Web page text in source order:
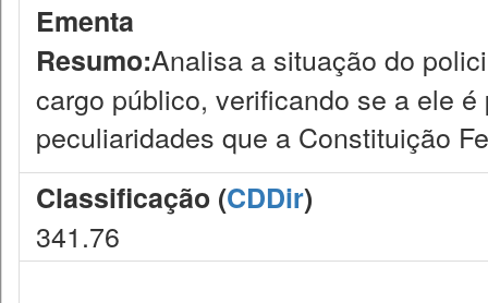
Ementa
Resumo:Analisa a situação do
cargo público, verificando se a ele
peculiaridades que a Constituição
Classificação (CDDir)
341.76